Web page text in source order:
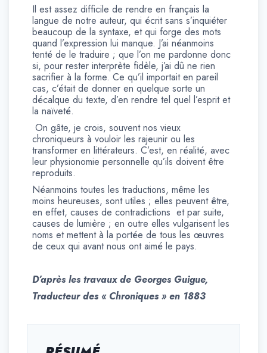
Il est assez difficile de rendre en français la
langue de notre auteur, qui écrit sans s’inquiéter
beaucoup de la syntaxe, et qui forge des mots
quand l’expression lui manque. J’ai néanmoins
tenté de le traduire ; que l’on me pardonne donc
si, pour rester interprète fidèle, j’ai dû ne rien
sacrifier à la forme. Ce qu’il importait en pareil
cas, c’était de donner en quelque sorte un
décalque du texte, d’en rendre tel quel l’esprit et
la naïveté.
On gâte, je crois, souvent nos vieux
chroniqueurs à vouloir les rajeunir ou les
transformer en littérateurs. C’est, en réalité, avec
leur physionomie personnelle qu’ils doivent être
reproduits.
Néanmoins toutes les traductions, même les
moins heureuses, sont utiles ; elles peuvent être,
en effet, causes de contradictions et par suite,
causes de lumière ; en outre elles vulgarisent les
noms et mettent à la portée de tous les œuvres
de ceux qui avant nous ont aimé le pays.
D’après les travaux de Georges Guigue,
Traducteur des « Chroniques » en 1883